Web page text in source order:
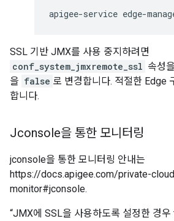
apigee-service edge-
SSL 기반 JMX를 사용 중지하려면
conf_system_jmxremote_ssl 속성
을 false 로 변경합니다. 적절한 Edge
합니다.
Jconsole을 통한 모니터링
jconsole을 통한 모니터링 안내는
https://docs.apigee.com/private-
monitor#jconsole.
“JMX에 SSL을 사용하도록 설정한 경